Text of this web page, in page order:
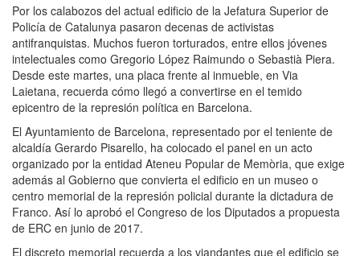
Por los calabozos del actual edificio de la Jefatura Superior de
Policía de Catalunya pasaron decenas de activistas
antifranquistas. Muchos fueron torturados, entre ellos jóvenes
intelectuales como Gregorio López Raimundo o Sebastià Piera.
Desde este martes, una placa frente al inmueble, en Via
Laietana, recuerda cómo llegó a convertirse en el temido
epicentro de la represión política en Barcelona.
El Ayuntamiento de Barcelona, representado por el teniente de
alcaldía Gerardo Pisarello, ha colocado el panel en un acto
organizado por la entidad Ateneu Popular de Memòria, que exige
además al Gobierno que convierta el edificio en un museo o
centro memorial de la represión policial durante la dictadura de
Franco. Así lo aprobó el Congreso de los Diputados a propuesta
de ERC en junio de 2017.
El discreto memorial recuerda a los viandantes que el edificio se